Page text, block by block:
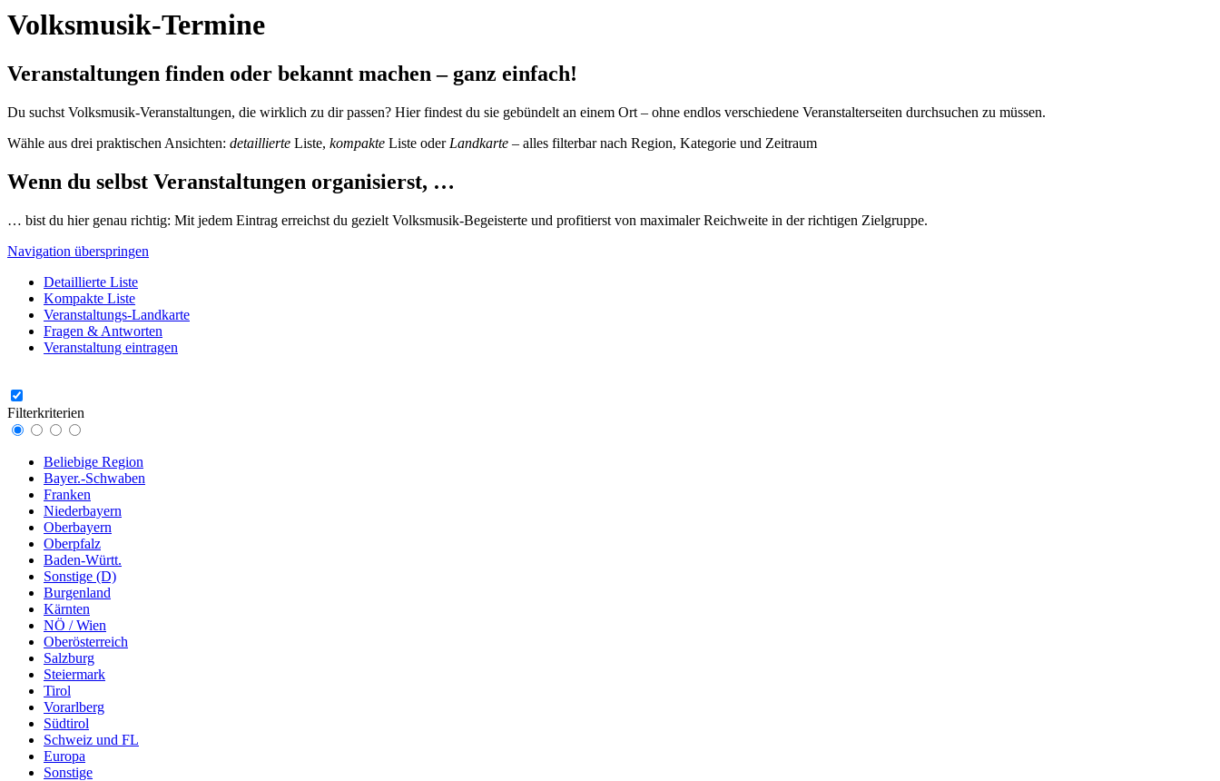
Volksmusik-Termine
Veranstaltungen finden oder bekannt machen – ganz einfach!
Du suchst Volksmusik-Veranstaltungen, die wirklich zu dir passen? Hier findest du sie gebündelt an einem Ort – ohne endlos verschiedene Veranstalterseiten durchsuchen zu müssen.
Wähle aus drei praktischen Ansichten: detaillierte Liste, kompakte Liste oder Landkarte – alles filterbar nach Region, Kategorie und Zeitraum
Wenn du selbst Veranstaltungen organisierst, …
… bist du hier genau richtig: Mit jedem Eintrag erreichst du gezielt Volksmusik-Begeisterte und profitierst von maximaler Reichweite in der richtigen Zielgruppe.
Navigation überspringen
Detaillierte Liste
Kompakte Liste
Veranstaltungs-Landkarte
Fragen & Antworten
Veranstaltung eintragen
Filterkriterien
Beliebige Region
Bayer.-Schwaben
Franken
Niederbayern
Oberbayern
Oberpfalz
Baden-Württ.
Sonstige (D)
Burgenland
Kärnten
NÖ / Wien
Oberösterreich
Salzburg
Steiermark
Tirol
Vorarlberg
Südtirol
Schweiz und FL
Europa
Sonstige